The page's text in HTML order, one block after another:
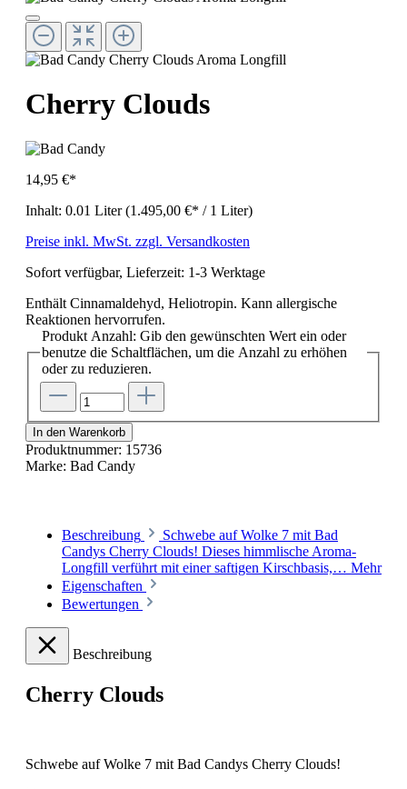
Cherry Clouds
14,95 €*
Inhalt: 0.01 Liter(1.495,00 €* / 1 Liter)
Preise inkl. MwSt. zzgl. Versandkosten
Sofort verfügbar, Lieferzeit: 1-3 Werktage
Enthält Cinnamaldehyd, Heliotropin. Kann allergische
Reaktionen hervorrufen.
Produkt Anzahl: Gib den gewünschten Wert ein oder
benutze die Schaltflächen, um die Anzahl zu erhöhen
oder zu reduzieren.
In den Warenkorb
Produktnummer: 15736
Marke: Bad Candy
Beschreibung
Schwebe auf Wolke 7 mit Bad
Candys Cherry Clouds! Dieses himmlische Aroma-
Longfill verführt mit einer saftigen Kirschbasis,… Mehr
Eigenschaften
Bewertungen
Beschreibung
Cherry Clouds
Schwebe auf Wolke 7 mit Bad Candys Cherry Clouds!